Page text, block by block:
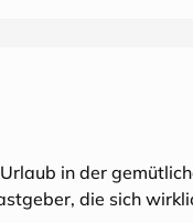
in der
die sich